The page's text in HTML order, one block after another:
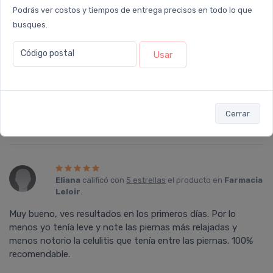
Podrás ver costos y tiempos de entrega precisos en todo lo que
busques.
Código postal Usar
Cerrar
Silvana 5 estrellasel producto en
Farmacia Leloir.
No solo reduce la celulitis, en mi caso particular es excelente
para varices e hinchazón de piernas y dolores. Desaparecen
Eliana calificó con 5 estrellas el producto en Farmacia
Leloir.
Muy bueno, ves resultados en los primeros días. Por lo
menos yo tenía leve y note las piernas más relajadas y
menos notorio la celulitis que tenía entre las piernas. 100%
recomendable.